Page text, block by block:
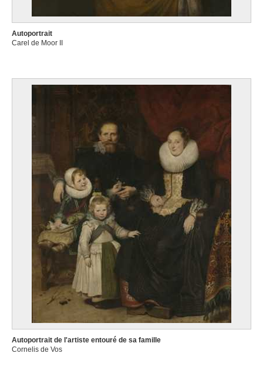
Autoportrait
Carel de Moor II
Autoportrait de l'artiste entouré de sa famille
Cornelis de Vos